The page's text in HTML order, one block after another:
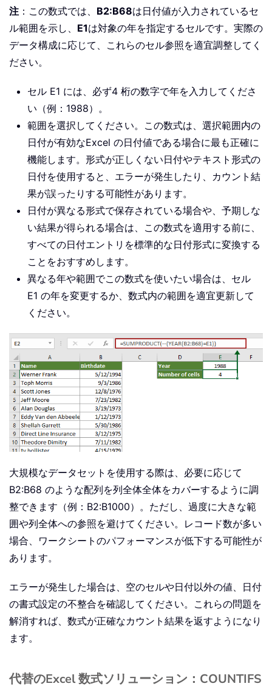
注 ：この数式では、 B2:B68は日付値が入力されているセ
ル範囲を示し、 E1は対象の年を指定するセルです。実際の
データ構成に応じて、これらのセル参照を適宜調整してく
ださい。
セル E1 には、必ず4 桁の数字で年を入力してくださ
い（例：1988）。
範囲を選択してください。この数式は、選択範囲内の
日付が有効なExcel の日付値である場合に最も正確に
機能します。形式が正しくない日付やテキスト形式の
日付を使用すると、エラーが発生したり、カウント結
果が誤ったりする可能性があります。
日付が異なる形式で保存されている場合や、予期しな
い結果が得られる場合は、この数式を適用する前に、
すべての日付エントリを標準的な日付形式に変換する
ことをおすすめします。
異なる年や範囲でこの数式を使いたい場合は、セル
E1 の年を変更するか、数式内の範囲を適宜更新して
ください。
大規模なデータセットを使用する際は、必要に応じて
B2:B68 のような配列を列全体全体をカバーするように調
整できます（例：B2:B1000）。ただし、過度に大きな範
囲や列全体への参照を避けてください。レコード数が多い
場合、ワークシートのパフォーマンスが低下する可能性が
あります。
エラーが発生した場合は、空のセルや日付以外の値、日付
の書式設定の不整合を確認してください。これらの問題を
解消すれば、数式が正確なカウント結果を返すようになり
ます。
代替のExcel 数式ソリューション：COUNTIFS